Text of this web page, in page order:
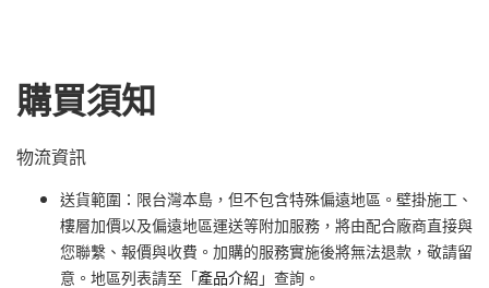
購買須知
物流資訊
送貨範圍：限台灣本島，但不包含特殊偏遠地區。壁掛施工、
樓層加價以及偏遠地區運送等附加服務，將由配合廠商直接與
您聯繫、報價與收費。加購的服務實施後將無法退款，敬請留
意。地區列表請至「 產品介紹 」查詢。